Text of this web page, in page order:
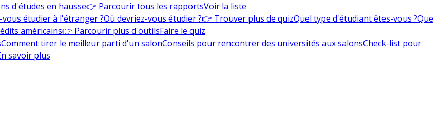
d'études en hausse👉 Parcourir tous les rapportsVoir la liste
vous étudier à l'étranger ?Où devriez-vous étudier ?👉 Trouver plus de quizQuel type d'étudiant êtes-vous ?Que
américains👉 Parcourir plus d'outilsFaire le quiz
Comment tirer le meilleur parti d'un salonConseils pour rencontrer des universités aux salonsCheck-list pour
savoir plus